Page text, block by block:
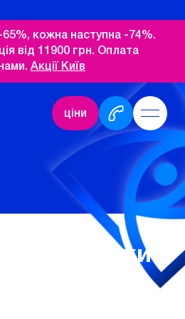
65%, кожна наступна -74%.
від 11900 грн. Оплата
Акції Київ
ціни
сітківки